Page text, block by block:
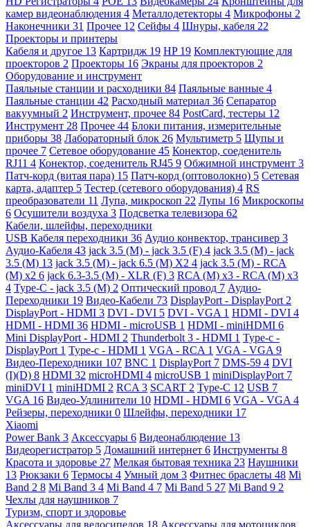
камер видеонаблюдения 4 Металлодетекторы 4 Микрофоны 2
Наконечники 31 Прочее 12 Сейфы 4 Шнуры, кабеля 22
Проекторы и принтеры
Кабеля и другое 13 Картридж 19 HP 19 Комплектующие для
проекторов 2 Проекторы 16 Экраны для проекторов 2
Оборудование и инструмент
Паяльные станции и расходники 84 Паяльные ванные 4
Паяльные станции 42 Расходный материал 36 Сепаратор
вакуумный 2 Инструмент, прочее 84 PostCard, тестеры 12
Инструмент 28 Прочее 44 Блоки питания, измерительные
приборы 38 Лабораторный блок 26 Мультиметр 5 Щупы и
прочее 7 Сетевое оборудование 45 Конектор, соеденитель
RJ11 4 Конектор, соеденитель RJ45 9 Обжимной инструмент 3
Патч-корд (витая пара) 15 Патч-корд (оптоволокно) 5 Сетевая
карта, адаптер 5 Тестер (сетевого оборудования) 4 RS
преобразователи 11 Лупа, микроскоп 22 Лупы 16 Микроскопы
6 Осушители воздуха 3 Подсветка телевизора 62
Кабели, шлейфы, переходники
USB Кабеля переходники 36 Аудио конвектор, трансивер 3
Аудио-Кабеля 43 jack 3.5 (M) - jack 3.5 (F) 4 jack 3.5 (M) - jack
3.5 (M) 13 jack 3.5 (M) - jack 6.5 (M) X2 4 jack 3.5 (M) - RCA
(M) x2 6 jack 6.3-3.5 (M) - XLR (F) 3 RCA (M) x3 - RCA (M) x3
4 Type-C - jack 3.5 (M) 2 Оптический провод 7 Аудио-
Переходники 19 Видео-Кабели 73 DisplayPort - DisplayPort 2
DisplayPort - HDMI 3 DVI - DVI 5 DVI - VGA 1 HDMI - DVI 4
HDMI - HDMI 36 HDMI - microUSB 1 HDMI - miniHDMI 6
Mini DisplayPort - HDMI 2 Thunderbolt 3 - HDMI 1 Type-c -
DisplayPort 1 Type-c - HDMI 1 VGA - RCA 1 VGA - VGA 9
Видео-Переходники 107 BNC 1 DisplayPort 7 DMS-59 4 DVI
(I)(D) 8 HDMI 32 microHDMI 4 microUSB 1 miniDisplayPort 7
miniDVI 1 miniHDMI 2 RCA 3 SCART 2 Type-C 12 USB 7
VGA 16 Видео-Удлинители 10 HDMI - HDMI 6 VGA - VGA 4
Рейзеры, переходники 0 Шлейфы, переходники 17
Xiaomi
Power Bank 3 Аксессуары 6 Видеонаблюдение 13
Видеорегистратор 5 Домашний интернет 6 Инструменты 8
Красота и здоровье 27 Мелкая бытовая техника 23 Наушники
13 Рюкзаки 6 Термосы 4 Умный дом 3 Фитнес браслеты 48 Mi
Band 2 8 Mi Band 3 4 Mi Band 4 7 Mi Band 5 27 Mi Band 9 2
Чехлы для наушников 7
Туризм, спорт и здоровье
Аксессуары для велосипедов 18 Аксессуары для мотоциклов